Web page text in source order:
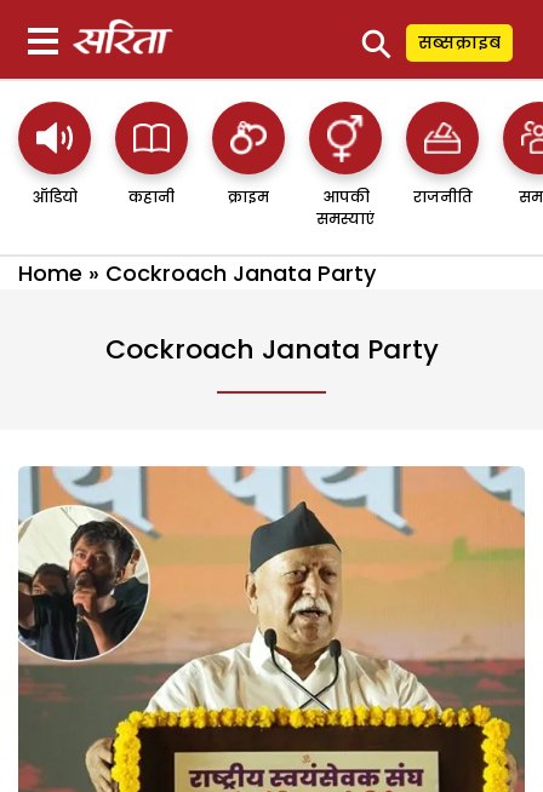
⚲ सब्सक्राइब
ऑडियो कहानी क्राइम
आपकी
समस्याएं
राजनीति
Home » Cockroach Janata Party
Cockroach Janata Party